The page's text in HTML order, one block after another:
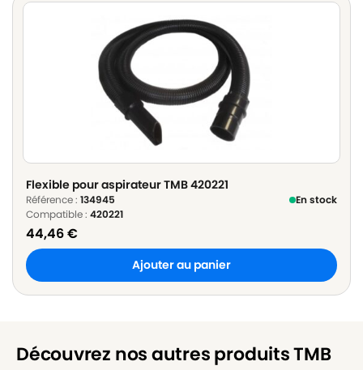
Flexible pour aspirateur TMB 420221
Référence : 134945
En stock
Compatible : 420221
44,46€
Ajouter au panier
Découvrez nos autres produits TMB